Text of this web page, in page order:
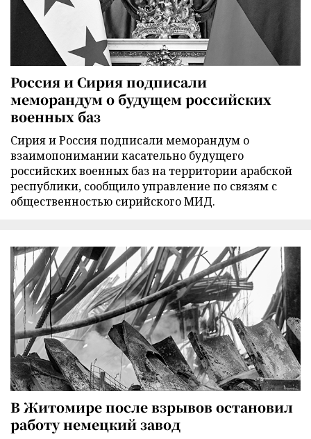
Россия и Сирия подписали
меморандум о будущем российских
военных баз
Сирия и Россия подписали меморандум о
взаимопонимании касательно будущего
российских военных баз на территории арабской
республики, сообщило управление по связям с
общественностью сирийского МИД.
В Житомире после взрывов остановил
работу немецкий завод